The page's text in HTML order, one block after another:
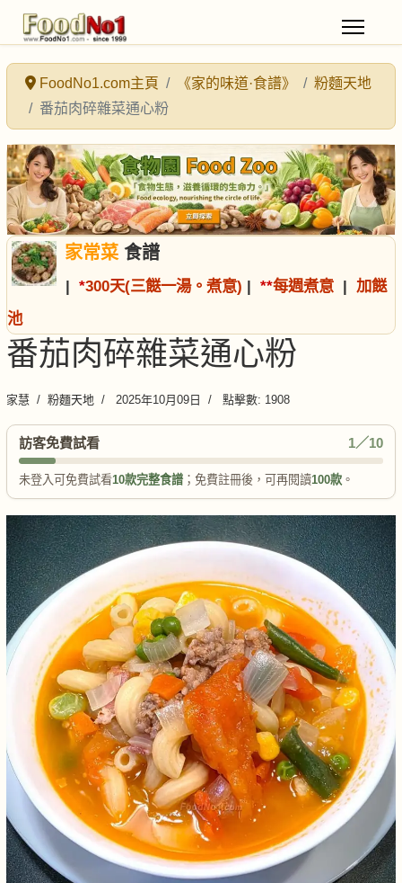
FoodNo1.com主頁 《家的味道·食譜》
粉麵天地
番茄肉碎雜菜通心粉
家常菜食譜
| *300天(三餸一湯。煮意) | **每週煮意 | 加餸
池
番茄肉碎雜菜通心粉
家慧 粉麵天地 2025年10月09日 點擊數: 1908
訪客免費試看 1／10
未登入可免費試看10款完整食譜 ；免費註冊後，可再閱讀100款 。